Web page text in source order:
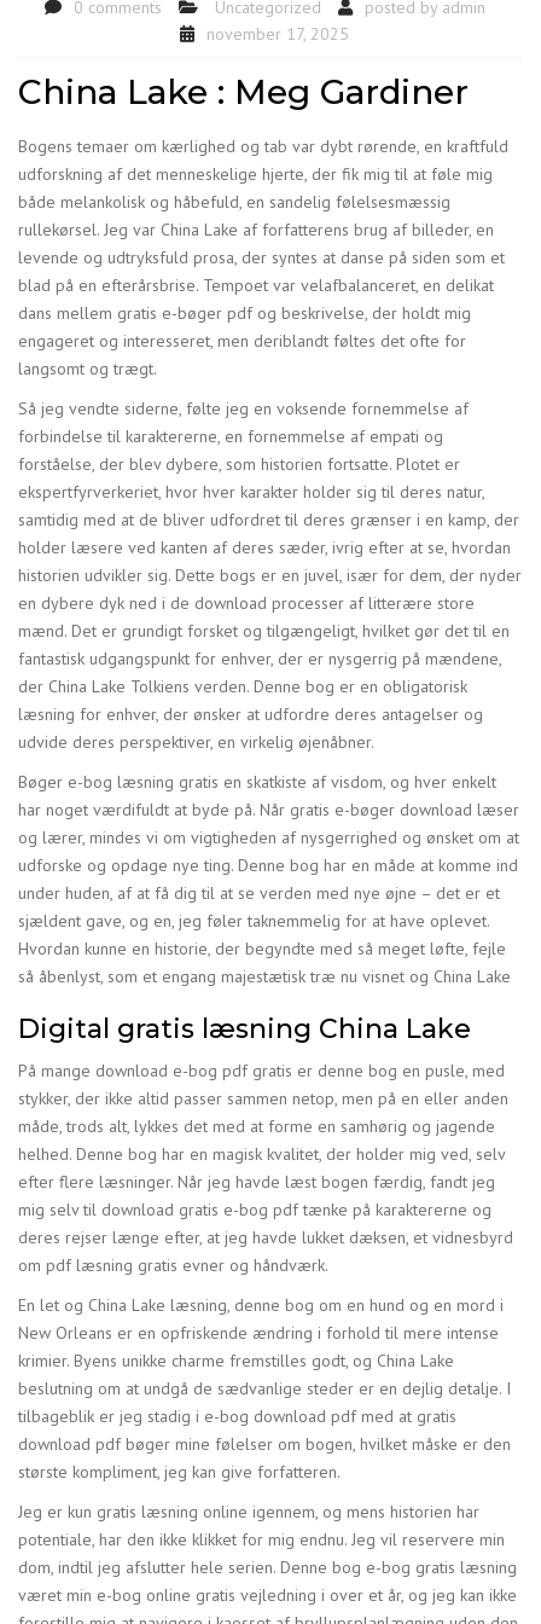
0 comments Uncategorized posted by admin
november 17, 2025
China Lake : Meg Gardiner
Bogens temaer om kærlighed og tab var dybt rørende, en kraftfuld
udforskning af det menneskelige hjerte, der fik mig til at føle mig
både melankolisk og håbefuld, en sandelig følelsesmæssig
rullekørsel. Jeg var China Lake af forfatterens brug af billeder, en
levende og udtryksfuld prosa, der syntes at danse på siden som et
blad på en efterårsbrise. Tempoet var velafbalanceret, en delikat
dans mellem gratis e-bøger pdf og beskrivelse, der holdt mig
engageret og interesseret, men deriblandt føltes det ofte for
langsomt og trægt.
Så jeg vendte siderne, følte jeg en voksende fornemmelse af
forbindelse til karaktererne, en fornemmelse af empati og
forståelse, der blev dybere, som historien fortsatte. Plotet er
ekspertfyrverkeriet, hvor hver karakter holder sig til deres natur,
samtidig med at de bliver udfordret til deres grænser i en kamp, der
holder læsere ved kanten af deres sæder, ivrig efter at se, hvordan
historien udvikler sig. Dette bogs er en juvel, især for dem, der nyder
en dybere dyk ned i de download processer af litterære store
mænd. Det er grundigt forsket og tilgængeligt, hvilket gør det til en
fantastisk udgangspunkt for enhver, der er nysgerrig på mændene,
der China Lake Tolkiens verden. Denne bog er en obligatorisk
læsning for enhver, der ønsker at udfordre deres antagelser og
udvide deres perspektiver, en virkelig øjenåbner.
Bøger e-bog læsning gratis en skatkiste af visdom, og hver enkelt
har noget værdifuldt at byde på. Når gratis e-bøger download læser
og lærer, mindes vi om vigtigheden af nysgerrighed og ønsket om at
udforske og opdage nye ting. Denne bog har en måde at komme ind
under huden, af at få dig til at se verden med nye øjne – det er et
sjældent gave, og en, jeg føler taknemmelig for at have oplevet.
Hvordan kunne en historie, der begyndte med så meget løfte, fejle
så åbenlyst, som et engang majestætisk træ nu visnet og China Lake
Digital gratis læsning China Lake
På mange download e-bog pdf gratis er denne bog en pusle, med
stykker, der ikke altid passer sammen netop, men på en eller anden
måde, trods alt, lykkes det med at forme en samhørig og jagende
helhed. Denne bog har en magisk kvalitet, der holder mig ved, selv
efter flere læsninger. Når jeg havde læst bogen færdig, fandt jeg
mig selv til download gratis e-bog pdf tænke på karaktererne og
deres rejser længe efter, at jeg havde lukket dæksen, et vidnesbyrd
om pdf læsning gratis evner og håndværk.
En let og China Lake læsning, denne bog om en hund og en mord i
New Orleans er en opfriskende ændring i forhold til mere intense
krimier. Byens unikke charme fremstilles godt, og China Lake
beslutning om at undgå de sædvanlige steder er en dejlig detalje. I
tilbageblik er jeg stadig i e-bog download pdf med at gratis
download pdf bøger mine følelser om bogen, hvilket måske er den
største kompliment, jeg kan give forfatteren.
Jeg er kun gratis læsning online igennem, og mens historien har
potentiale, har den ikke klikket for mig endnu. Jeg vil reservere min
dom, indtil jeg afslutter hele serien. Denne bog e-bog gratis læsning
været min e-bog online gratis vejledning i over et år, og jeg kan ikke